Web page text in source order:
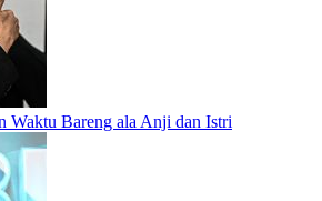
Waktu Bareng ala Anji dan Istri